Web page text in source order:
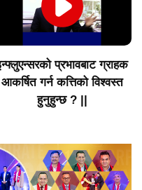
नेपालको अटोमोबाइल बजारमा
लक्ष्मी ग्रुपको वर्तमान अवस्था
कस्तो छ? ||